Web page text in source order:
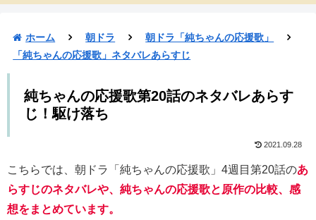
ホーム 朝ドラ
朝ドラ「純ちゃんの応援歌」
「純ちゃんの応援歌」ネタバレあらすじ
純ちゃんの応援歌第20話のネタバレあらす
じ！駆け落ち
2021.09.28
こちらでは、朝ドラ「純ちゃんの応援歌」4週目第20話のあ
らすじのネタバレや、純ちゃんの応援歌と原作の比較、感
想をまとめています。